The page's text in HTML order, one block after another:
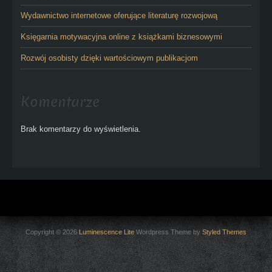
Wydawnictwo internetowe oferujące literaturę rozwojową
Księgarnia motywacyjna online z książkami biznesowymi
Rozwój osobisty dzięki wartościowym publikacjom
Komentarze
Brak komentarzy do wyświetlenia.
Copyright © 2026 Luminescence Lite Wordpress Theme by Styled Themes